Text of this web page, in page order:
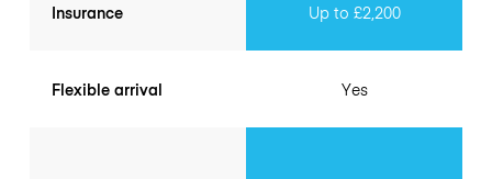
Insurance
Flexible arrival
Up to £2,200
Yes